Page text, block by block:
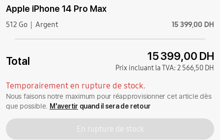
Apple iPhone 14 Pro Max
512 Go Argent 15 399,00 DH
Total 15 399,00 DH
Prix incluant la TVA: 2 566,50 DH
Temporairement en rupture de stock.
Nous faisons notre maximum pour réapprovisionner cet article dès
que possible. M'avertir quand il sera de retour
En rupture de stock